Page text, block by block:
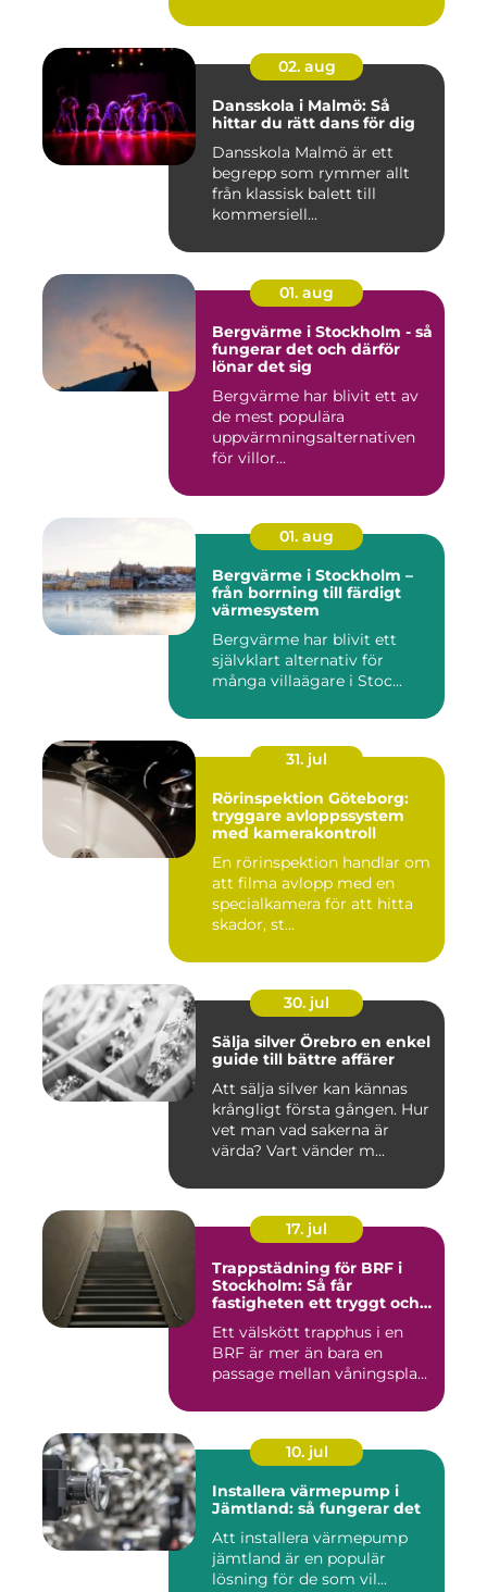
02. aug
Dansskola i Malmö: Så
hittar du rätt dans för dig
Dansskola Malmö är ett
begrepp som rymmer allt
från klassisk balett till
kommersiell...
01. aug
Bergvärme i Stockholm - så
fungerar det och därför
lönar det sig
Bergvärme har blivit ett av
de mest populära
uppvärmningsalternativen
för villor...
01. aug
Bergvärme i Stockholm –
från borrning till färdigt
värmesystem
Bergvärme har blivit ett
självklart alternativ för
många villaägare i Stoc...
31. jul
Rörinspektion Göteborg:
tryggare avloppssystem
med kamerakontroll
En rörinspektion handlar om
att filma avlopp med en
specialkamera för att hitta
skador, st...
30. jul
Sälja silver Örebro en enkel
guide till bättre affärer
Att sälja silver kan kännas
krångligt första gången. Hur
vet man vad sakerna är
värda? Vart vänder m...
17. jul
Trappstädning för BRF i
Stockholm: Så får
fastigheten ett tryggt och
Ett välskött trapphus i en
BRF är mer än bara en
passage mellan våningspla...
10. jul
Installera värmepump i
Jämtland: så fungerar det
Att installera värmepump
jämtland är en populär
lösning för de som vil...